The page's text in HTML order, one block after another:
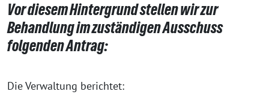
Vor diesem Hintergrund stellen wir zur
Behandlung im zuständigen Ausschuss
folgenden Antrag:
Die Verwaltung berichtet: